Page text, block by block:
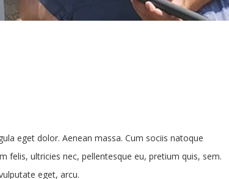
eget dolor. Aenean massa. Cum sociis natoque
felis, ultricies nec, pellentesque eu, pretium quis, sem.
eget, arcu.